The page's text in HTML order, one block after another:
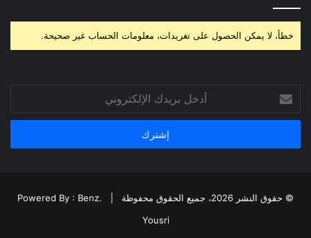
خطأ، لا يمكن الحصول على تغريدات، معلومات الحساب غير صحيحة.
بريدك
الإلكتروني
© حقوق النشر 2026، جميع الحقوق محفوظة |
Powered By : Benz.
Yousri